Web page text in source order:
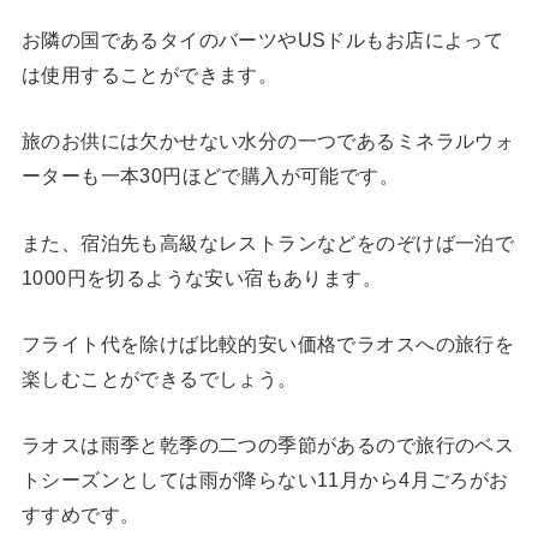
お隣の国であるタイのバーツやUSドルもお店によって
は使用することができます。
旅のお供には欠かせない水分の一つであるミネラルウォ
ーターも一本30円ほどで購入が可能です。
また、宿泊先も高級なレストランなどをのぞけば一泊で
1000円を切るような安い宿もあります。
フライト代を除けば比較的安い価格でラオスへの旅行を
楽しむことができるでしょう。
ラオスは雨季と乾季の二つの季節があるので旅行のベス
トシーズンとしては雨が降らない11月から4月ごろがお
すすめです。